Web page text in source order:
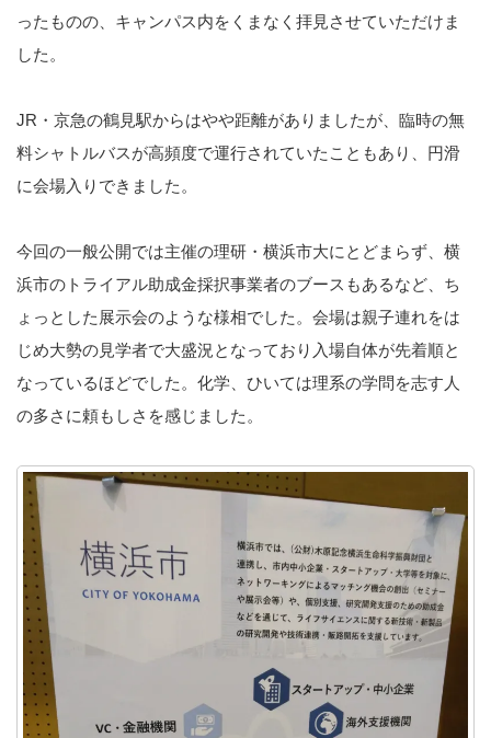
ったものの、キャンパス内をくまなく拝見させていただけま
した。
JR・京急の鶴見駅からはやや距離がありましたが、臨時の無
料シャトルバスが高頻度で運行されていたこともあり、円滑
に会場入りできました。
今回の一般公開では主催の理研・横浜市大にとどまらず、横
浜市のトライアル助成金採択事業者のブースもあるなど、ち
ょっとした展示会のような様相でした。会場は親子連れをは
じめ大勢の見学者で大盛況となっており入場自体が先着順と
なっているほどでした。化学、ひいては理系の学問を志す人
の多さに頼もしさを感じました。